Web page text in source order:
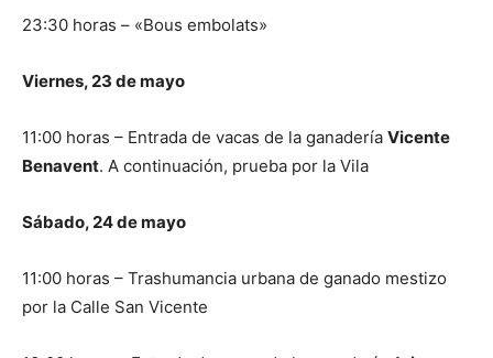
23:30 horas – «Bous embolats»
Viernes, 23 de mayo
11:00 horas – Entrada de vacas de la ganadería Vicente
Benavent. A continuación, prueba por la Vila
Sábado, 24 de mayo
11:00 horas – Trashumancia urbana de ganado mestizo
por la Calle San Vicente